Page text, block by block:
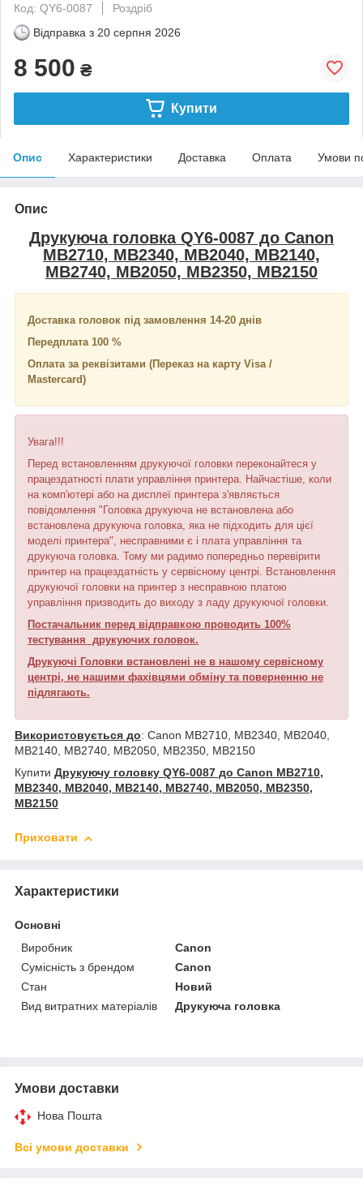
Код: QY6-0087
Роздріб
Відправка з 20 серпня 2026
8 500 ₴
Купити
Опис Характеристики Доставка Оплата Умови
Опис
Друкуюча головка QY6-0087 до Canon
MB2710, MB2340, MB2040, MB2140,
MB2740, MB2050, MB2350, MB2150
Доставка головок під замовлення 14-20 днів
Передплата 100 %
Оплата за реквізитами (Переказ на карту Visa /
Mastercard)
Увага!!!
Перед встановленням друкуючої головки переконайтеся у
працездатності плати управління принтера. Найчастіше, коли
на комп'ютері або на дисплеї принтера з'являється
повідомлення "Головка друкуюча не встановлена ​​або
встановлена ​​друкуюча головка, яка не підходить для цієї
моделі принтера", несправними є і плата управління та
друкуюча головка. Тому ми радимо попередньо перевірити
принтер на працездатність у сервісному центрі. Встановлення
друкуючої головки на принтер з несправною платою
управління призводить до виходу з ладу друкуючої головки.
Постачальник перед відправкою проводить 100%
тестування друкуючих головок.
Друкуючі Головки встановлені не в нашому сервісному
центрі, не нашими фахівцями обміну та поверненню не
підлягають.
Використовується до: Canon MB2710, MB2340, MB2040,
MB2140, MB2740, MB2050, MB2350, MB2150
Купити Друкуючу головку QY6-0087 до Canon MB2710,
MB2340, MB2040, MB2140, MB2740, MB2050, MB2350,
MB2150
Приховати
Характеристики
Основні
Виробник
Canon
Сумісність з брендом
Canon
Стан
Новий
Вид витратних матеріалів
Друкуюча головка
Умови доставки
Нова Пошта
Всі умови доставки